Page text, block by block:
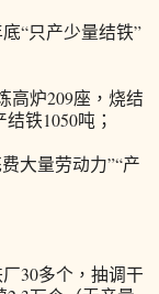
“只产少量结铁”
高炉209座，烧结
铁1050吨；
大量劳动力”“产
30多个，抽调干